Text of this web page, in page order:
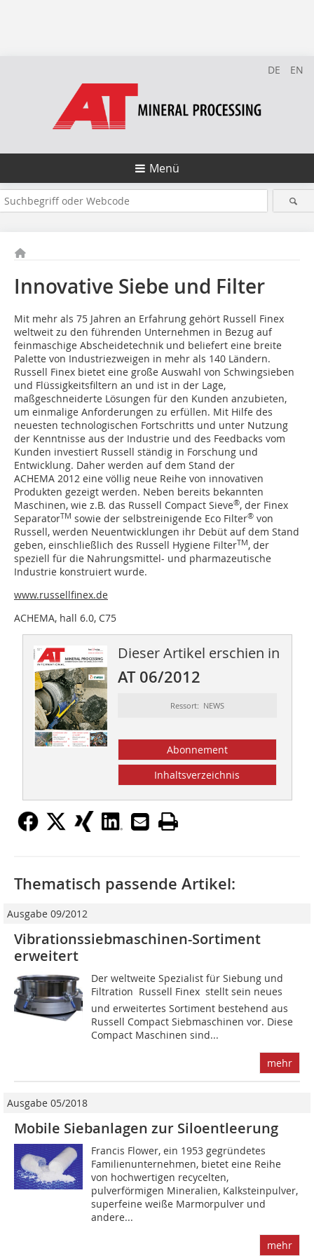
DE EN
Menü
Innovative Siebe und Filter
Mit mehr als 75 Jahren an Erfahrung gehört Russell Finex
weltweit zu den führenden Unternehmen in Bezug auf
feinmaschige Abscheidetechnik und beliefert eine breite
Palette von Industriezweigen in mehr als 140 Ländern.
Russell Finex bietet eine große Auswahl von Schwingsieben
und Flüssigkeitsfiltern an und ist in der Lage,
maßgeschneiderte Lösungen für den Kunden anzubieten,
um einmalige Anforderungen zu erfüllen. Mit Hilfe des
neuesten technologischen Fortschritts und unter Nutzung
der Kenntnisse aus der Industrie und des Feedbacks vom
Kunden investiert Russell ständig in Forschung und
Entwicklung. Daher werden auf dem Stand der
ACHEMA 2012 eine völlig neue Reihe von innovativen
Produkten gezeigt werden. Neben bereits bekannten
Maschinen, wie z.B. das Russell Compact Sieve®, der Finex
SeparatorTM sowie der selbstreinigende Eco Filter® von
Russell, werden Neuentwicklungen ihr Debüt auf dem Stand
geben, einschließlich des Russell Hygiene FilterTM, der
speziell für die Nahrungsmittel- und pharmazeutische
Industrie konstruiert wurde.
www.russellfinex.de
ACHEMA, hall 6.0, C75
Dieser Artikel erschien in
AT 06/2012
Ressort: NEWS
Abonnement
Inhaltsverzeichnis
Thematisch passende Artikel:
Ausgabe 09/2012
Vibrationssiebmaschinen-Sortiment
erweitert
Der weltweite Spezialist für Siebung und
Filtration  Russell Finex  stellt sein neues
und erweitertes Sortiment bestehend aus
Russell Compact Siebmaschinen vor. Diese
Compact Maschinen sind...
mehr
Ausgabe 05/2018
Mobile Siebanlagen zur Siloentleerung
Francis Flower, ein 1953 gegründetes
Familienunternehmen, bietet eine Reihe
von hochwertigen recycelten,
pulverförmigen Mineralien, Kalksteinpulver,
superfeine weiße Marmorpulver und
andere...
mehr